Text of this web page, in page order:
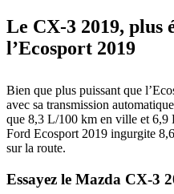
Le CX-3 2019, plus
l’Ecosport 2019
Bien que plus puissant que
avec sa transmission
que 8,3 L/100 km en ville et 6,9
Ford Ecosport 2019 ingurgite
sur la route.
Essayez le Mazda CX-3